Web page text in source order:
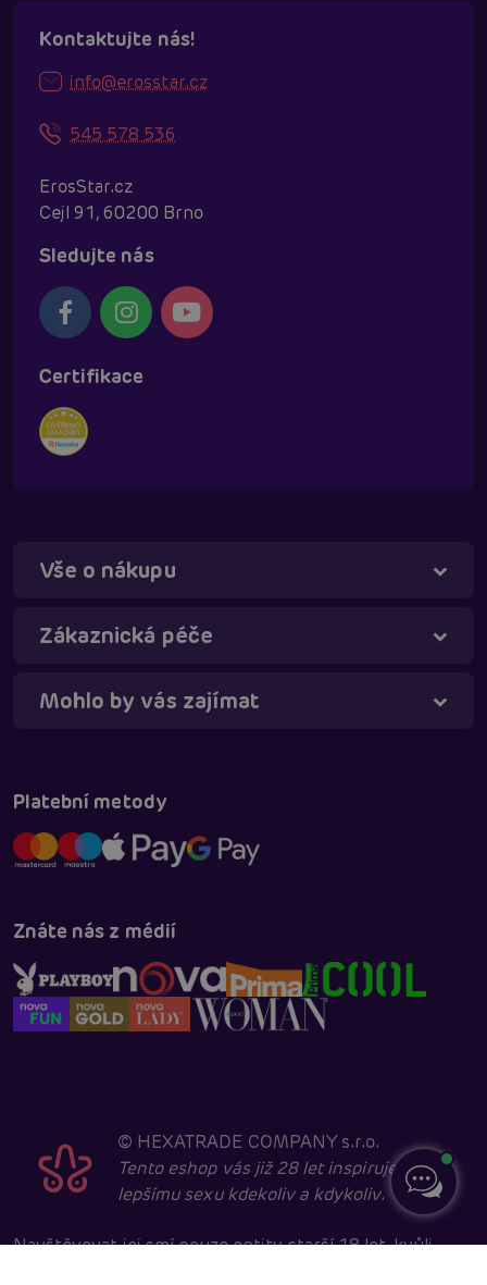
Kontaktujte nás!
info@erosstar.cz
545 578 536
ErosStar.cz
Cejl 91, 60200 Brno
Sledujte nás
Certifikace
Vše o nákupu
Zákaznická péče
Mohlo by vás zajímat
Platební metody
Znáte nás z médií
© HEXATRADE COMPANY s.r.o.
Tento eshop vás již 28 let inspiruje k
lepšímu sexu kdekoliv a kdykoliv.
Navštěvovat jej smí pouze entity starší 18 let, kvůli